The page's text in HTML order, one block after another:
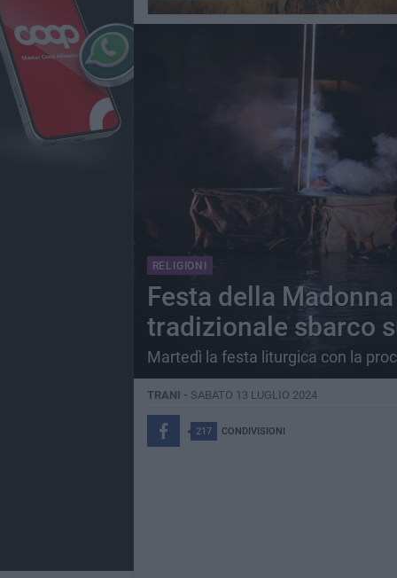
RELIGIONI
Festa della
tradizionale sbarco
Martedì la festa liturgica con la
TRANI - SABATO 13 LUGLIO 2024
217 CONDIVISIONI